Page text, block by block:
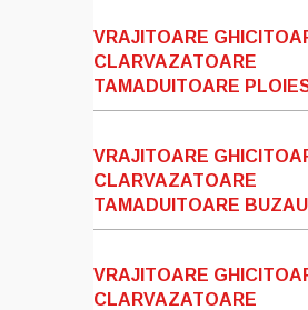
VRAJITOARE
CLARVAZATOARE
TAMADUITOARE
VRAJITOARE
CLARVAZATOARE
TAMADUITOARE BUZAU
VRAJITOARE
CLARVAZATOARE